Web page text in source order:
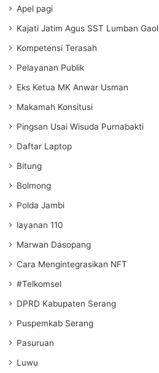
Apel pagi
Kajati Jatim Agus SST Lumban Gaol
Kompetensi Terasah
Pelayanan Publik
Eks Ketua MK Anwar Usman
Makamah Konsitusi
Pingsan Usai Wisuda Purnabakti
Daftar Laptop
Bitung
Bolmong
Polda Jambi
layanan 110
Marwan Dasopang
Cara Mengintegrasikan NFT
#Telkomsel
DPRD Kabupaten Serang
Puspemkab Serang
Pasuruan
Luwu